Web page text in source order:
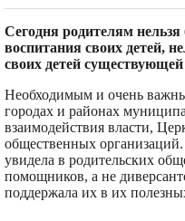
Сегодня родителям
воспитания своих детей,
своих детей
Необходимым и очень
городах и районах
взаимодействия власти,
общественных
увидела в родительских
помощников, а не
поддержала их в их